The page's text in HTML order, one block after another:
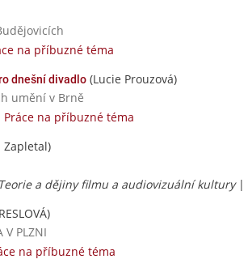
na příbuzné téma
dnešní divadlo (Lucie Prouzová)
umění v Brně
Práce na příbuzné téma
Zapletal)
a dějiny filmu a audiovizuální kultury|
PLZNI
na příbuzné téma